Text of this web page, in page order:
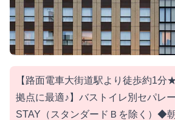
【路面電車大街道駅より徒歩約1
拠点に最適♪】バストイレ別セパレ
STAY（スタンダードＢを除く）◆